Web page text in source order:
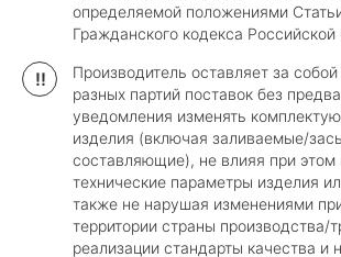
определяемой положениями
Гражданского кодекса
!!
Производитель оставляет за
разных партий поставок без
уведомления изменять
изделия (включая заливаемые/
составляющие), не влияя при этом
технические параметры изделия
также не нарушая изменениями
территории страны производства/
реализации стандарты качества и